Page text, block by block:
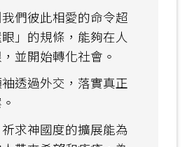
們彼此相愛的命令超
」的規條，能夠在人
並開始轉化社會。
透過外交，落實真正
求神國度的擴展能為